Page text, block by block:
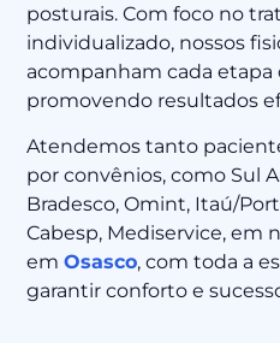
posturais. Com foco no
individualizado, nossos
acompanham cada etapa
promovendo resultados
Atendemos tanto
por convênios, como Sul
Bradesco, Omint, Itaú/
Cabesp, Mediservice, em
emOsasco, com toda a
garantir conforto e